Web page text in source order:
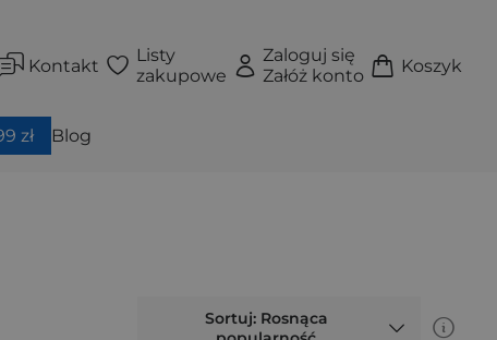
Kontakt
Listy
zakupowe
Zaloguj się
Załóż konto
Koszyk
zł Blog
Sortuj: Rosnąca